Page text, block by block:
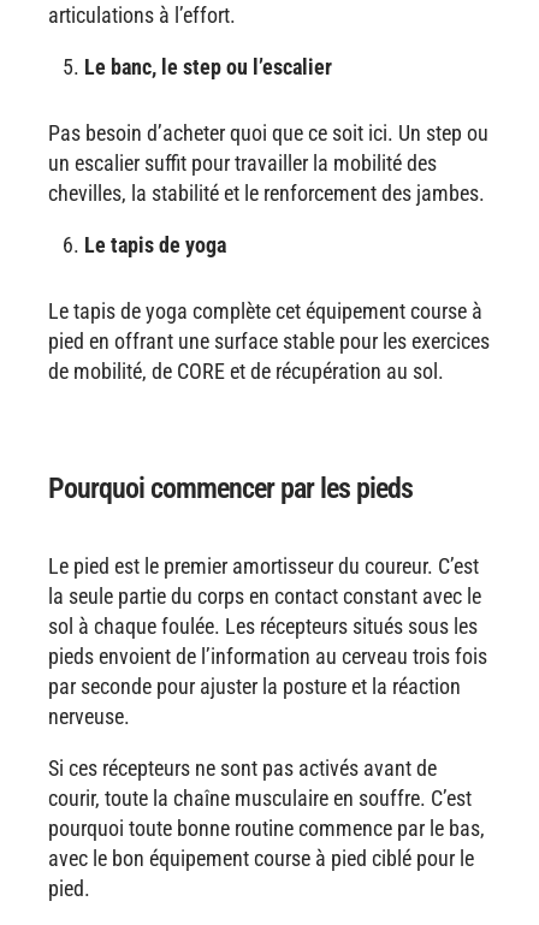
articulations à l’effort.
Le banc, le step ou l’escalier
Pas besoin d’acheter quoi que ce soit ici. Un step ou
un escalier suffit pour travailler la mobilité des
chevilles, la stabilité et le renforcement des jambes.
Le tapis de yoga
Le tapis de yoga complète cet équipement course à
pied en offrant une surface stable pour les exercices
de mobilité, de CORE et de récupération au sol.
Pourquoi commencer par les pieds
Le pied est le premier amortisseur du coureur. C’est
la seule partie du corps en contact constant avec le
sol à chaque foulée. Les récepteurs situés sous les
pieds envoient de l’information au cerveau trois fois
par seconde pour ajuster la posture et la réaction
nerveuse.
Si ces récepteurs ne sont pas activés avant de
courir, toute la chaîne musculaire en souffre. C’est
pourquoi toute bonne routine commence par le bas,
avec le bon équipement course à pied ciblé pour le
pied.